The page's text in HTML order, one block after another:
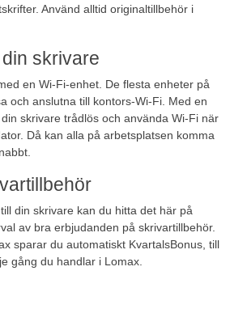
Använd alltid originaltillbehör i
skrivare
en Wi-Fi-enhet. De flesta enheter på
och anslutna till kontors-Wi-Fi. Med en
skrivare trådlös och använda Wi-Fi när
Då kan alla på arbetsplatsen komma
din skrivare kan du hitta det här på
av bra erbjudanden på skrivartillbehör.
sparar du automatiskt KvartalsBonus, till
gång du handlar i Lomax.